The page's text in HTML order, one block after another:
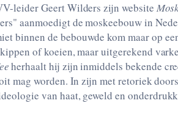
leider Geert Wilders zijn website
aanmoedigt de moskeebouw in
binnen de bebouwde kom maar op
of koeien, maar uitgerekend
herhaalt hij zijn inmiddels bekende
mag worden. In zijn met retoriek
van haat, geweld en